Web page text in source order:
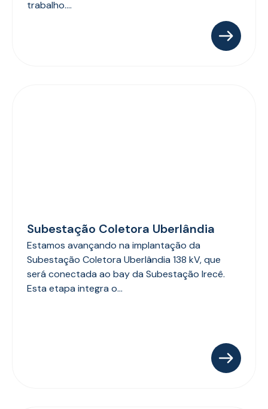
trabalho....
Subestação Coletora Uberlândia
Estamos avançando na implantação da
Subestação Coletora Uberlândia 138 kV, que
será conectada ao bay da Subestação Irecê.
Esta etapa integra o...